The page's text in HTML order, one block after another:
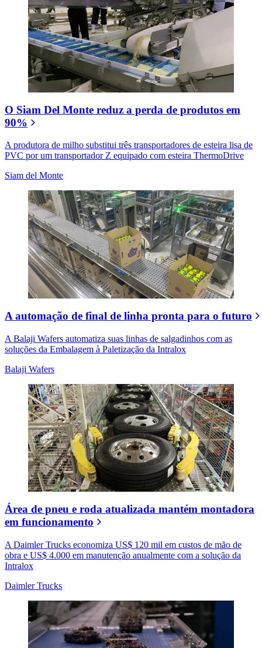
O Siam Del Monte reduz a perda de produtos em
90%
A produtora de milho substitui três transportadores de esteira lisa de
PVC por um transportador Z equipado com esteira ThermoDrive
Siam del Monte
A automação de final de linha pronta para o futuro
A Balaji Wafers automatiza suas linhas de salgadinhos com as
soluções da Embalagem à Paletização da Intralox
Balaji Wafers
Área de pneu e roda atualizada mantém montadora
em funcionamento
A Daimler Trucks economiza US$ 120 mil em custos de mão de
obra e US$ 4.000 em manutenção anualmente com a solução da
Intralox
Daimler Trucks